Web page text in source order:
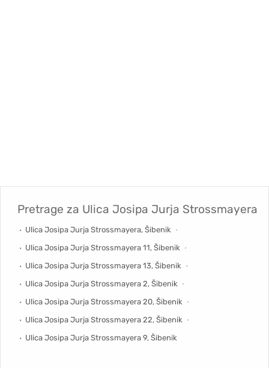
Pretrage za Ulica Josipa Jurja Strossmayera
Ulica Josipa Jurja Strossmayera, Šibenik
Ulica Josipa Jurja Strossmayera 11, Šibenik
Ulica Josipa Jurja Strossmayera 13, Šibenik
Ulica Josipa Jurja Strossmayera 2, Šibenik
Ulica Josipa Jurja Strossmayera 20, Šibenik
Ulica Josipa Jurja Strossmayera 22, Šibenik
Ulica Josipa Jurja Strossmayera 9, Šibenik